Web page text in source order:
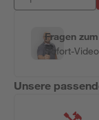
Fragen
Sofort-
Unsere